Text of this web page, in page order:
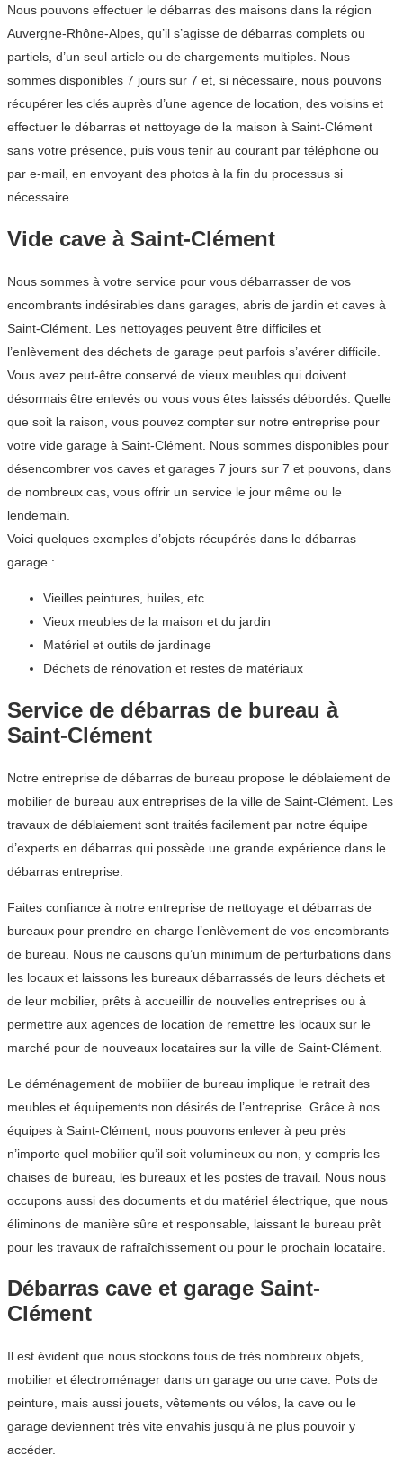
Nous pouvons effectuer le débarras des maisons dans la région
Auvergne-Rhône-Alpes, qu’il s’agisse de débarras complets ou
partiels, d’un seul article ou de chargements multiples. Nous
sommes disponibles 7 jours sur 7 et, si nécessaire, nous pouvons
récupérer les clés auprès d’une agence de location, des voisins et
effectuer le débarras et nettoyage de la maison à Saint-Clément
sans votre présence, puis vous tenir au courant par téléphone ou
par e-mail, en envoyant des photos à la fin du processus si
nécessaire.
Vide cave à Saint-Clément
Nous sommes à votre service pour vous débarrasser de vos
encombrants indésirables dans garages, abris de jardin et caves à
Saint-Clément. Les nettoyages peuvent être difficiles et
l’enlèvement des déchets de garage peut parfois s’avérer difficile.
Vous avez peut-être conservé de vieux meubles qui doivent
désormais être enlevés ou vous vous êtes laissés débordés. Quelle
que soit la raison, vous pouvez compter sur notre entreprise pour
votre vide garage à Saint-Clément. Nous sommes disponibles pour
désencombrer vos caves et garages 7 jours sur 7 et pouvons, dans
de nombreux cas, vous offrir un service le jour même ou le
lendemain.
Voici quelques exemples d’objets récupérés dans le débarras
garage :
Vieilles peintures, huiles, etc.
Vieux meubles de la maison et du jardin
Matériel et outils de jardinage
Déchets de rénovation et restes de matériaux
Service de débarras de bureau à
Saint-Clément
Notre entreprise de débarras de bureau propose le déblaiement de
mobilier de bureau aux entreprises de la ville de Saint-Clément. Les
travaux de déblaiement sont traités facilement par notre équipe
d’experts en débarras qui possède une grande expérience dans le
débarras entreprise.
Faites confiance à notre entreprise de nettoyage et débarras de
bureaux pour prendre en charge l’enlèvement de vos encombrants
de bureau. Nous ne causons qu’un minimum de perturbations dans
les locaux et laissons les bureaux débarrassés de leurs déchets et
de leur mobilier, prêts à accueillir de nouvelles entreprises ou à
permettre aux agences de location de remettre les locaux sur le
marché pour de nouveaux locataires sur la ville de Saint-Clément.
Le déménagement de mobilier de bureau implique le retrait des
meubles et équipements non désirés de l’entreprise. Grâce à nos
équipes à Saint-Clément, nous pouvons enlever à peu près
n’importe quel mobilier qu’il soit volumineux ou non, y compris les
chaises de bureau, les bureaux et les postes de travail. Nous nous
occupons aussi des documents et du matériel électrique, que nous
éliminons de manière sûre et responsable, laissant le bureau prêt
pour les travaux de rafraîchissement ou pour le prochain locataire.
Débarras cave et garage Saint-
Clément
Il est évident que nous stockons tous de très nombreux objets,
mobilier et électroménager dans un garage ou une cave. Pots de
peinture, mais aussi jouets, vêtements ou vélos, la cave ou le
garage deviennent très vite envahis jusqu’à ne plus pouvoir y
accéder.